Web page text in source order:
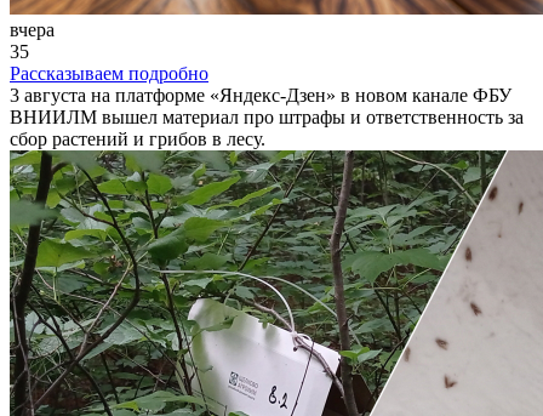
вчера
35
Рассказываем подробно
3 августа на платформе «Яндекс-Дзен» в новом канале ФБУ
ВНИИЛМ вышел материал про штрафы и ответственность за
сбор растений и грибов в лесу.